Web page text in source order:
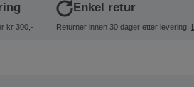
kr 300,-
Enkel retur
Returner innen 30 dager etter levering.